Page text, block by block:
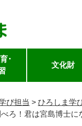
ー
し
て
･
文化財
び担当 > ひろしま学
ろ！君は宮島博士に